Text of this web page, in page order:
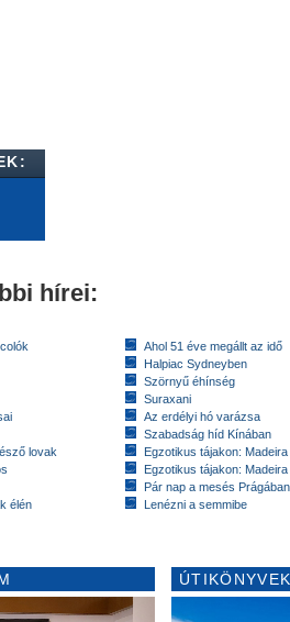
hírei:
lovak
élén
Ahol 51 éve megállt az idő
Halpiac Sydneyben
Szörnyű éhínség
Suraxani
Az erdélyi hó varázsa
Szabadság híd Kínában
Egzotikus tájakon:
Egzotikus tájakon:
Pár nap a mesés Prágában
Lenézni a semmibe